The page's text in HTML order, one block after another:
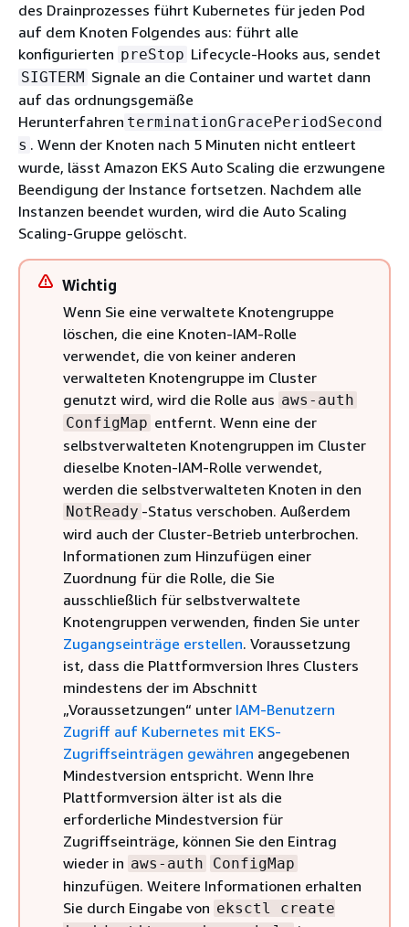
des Drainprozesses führt Kubernetes für jeden Pod
auf dem Knoten Folgendes aus: führt alle
konfigurierten preStop Lifecycle-Hooks aus, sendet
SIGTERM Signale an die Container und wartet dann
auf das ordnungsgemäße
Herunterfahren terminationGracePeriodSecond
s . Wenn der Knoten nach 5 Minuten nicht entleert
wurde, lässt Amazon EKS Auto Scaling die erzwungene
Beendigung der Instance fortsetzen. Nachdem alle
Instanzen beendet wurden, wird die Auto Scaling
Scaling-Gruppe gelöscht.
Wichtig
Wenn Sie eine verwaltete Knotengruppe
löschen, die eine Knoten-IAM-Rolle
verwendet, die von keiner anderen
verwalteten Knotengruppe im Cluster
genutzt wird, wird die Rolle aus aws-auth
ConfigMap entfernt. Wenn eine der
selbstverwalteten Knotengruppen im Cluster
dieselbe Knoten-IAM-Rolle verwendet,
werden die selbstverwalteten Knoten in den
NotReady -Status verschoben. Außerdem
wird auch der Cluster-Betrieb unterbrochen.
Informationen zum Hinzufügen einer
Zuordnung für die Rolle, die Sie
ausschließlich für selbstverwaltete
Knotengruppen verwenden, finden Sie unter
Zugangseinträge erstellen. Voraussetzung
ist, dass die Plattformversion Ihres Clusters
mindestens der im Abschnitt
„Voraussetzungen“ unter IAM-Benutzern
Zugriff auf Kubernetes mit EKS-
Zugriffseinträgen gewähren angegebenen
Mindestversion entspricht. Wenn Ihre
Plattformversion älter ist als die
erforderliche Mindestversion für
Zugriffseinträge, können Sie den Eintrag
wieder in aws-auth ConfigMap
hinzufügen. Weitere Informationen erhalten
Sie durch Eingabe von eksctl create